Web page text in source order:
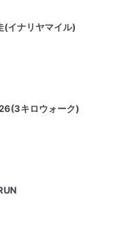
(イナリヤマイル)
キロウォーク)